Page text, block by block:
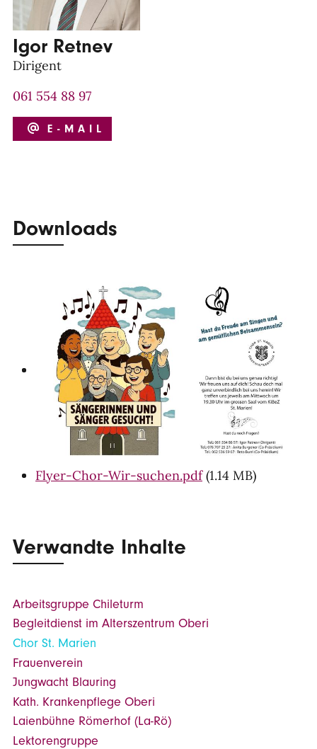
Igor Retnev
Dirigent
061 554 88 97
E-MAIL
Downloads
Flyer-Chor-Wir-suchen.pdf (1.14 MB)
Verwandte Inhalte
Arbeitsgruppe Chileturm
Begleitdienst im Alterszentrum Oberi
Chor St. Marien
Frauenverein
Jungwacht Blauring
Kath. Krankenpflege Oberi
Laienbühne Römerhof (La-Rö)
Lektorengruppe